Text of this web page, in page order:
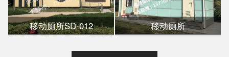
移动厕所SD-012 移动厕所